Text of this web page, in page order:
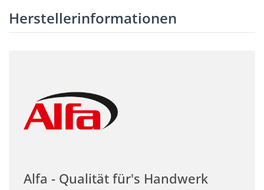
Herstellerinformationen
Alfa - Qualität für's Handwerk